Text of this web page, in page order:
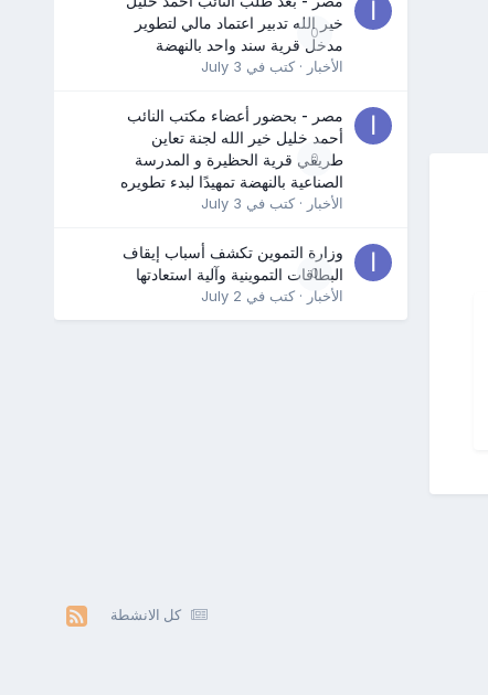
0
خير الله تدبير اعتماد مالي لتطوير
مدخل قرية سند واحد بالنهضة
الأخبار · كتب في July 3
0
مصر - بحضور أعضاء مكتب النائب
أحمد خليل خير الله لجنة تعاين
طريقي قرية الحظيرة و المدرسة
الصناعية بالنهضة تمهيدًا لبدء تطويره
الأخبار · كتب في July 3
0
وزارة التموين تكشف أسباب إيقاف
البطاقات التموينية وآلية استعادتها
الأخبار · كتب في July 2
كل الانشطة